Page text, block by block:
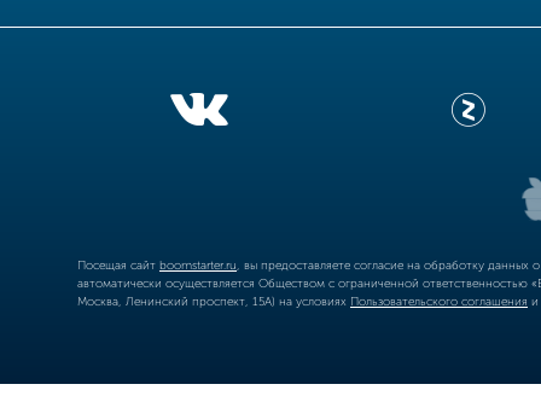
Посещая сайт boomstarter.ru , вы предоставляете согласие на обработку
автоматически осуществляется Обществом с ограниченной
Москва, Ленинский проспект, 15А) на условиях Пользовательского соглашения и